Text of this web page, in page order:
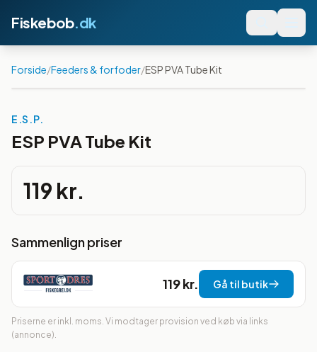
Fiskebob.dk
Forside/Feeders & forfoder/ESP PVA Tube Kit
E.S.P.
ESP PVA Tube Kit
119 kr.
Sammenlign priser
119 kr. Gå til butik
Priserne er inkl. moms. Vi modtager provision ved køb via links
(annonce).